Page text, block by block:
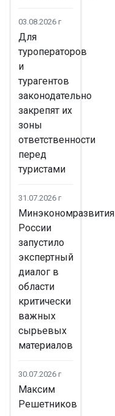
03.08.2026 г
Для
туроператоров
и
турагентов
законодательно
закрепят их
зоны
ответственности
перед
туристами
31.07.2026 г
Минэкономразвития
России
запустило
экспертный
диалог в
области
критически
важных
сырьевых
материалов
30.07.2026 г
Максим
Решетников